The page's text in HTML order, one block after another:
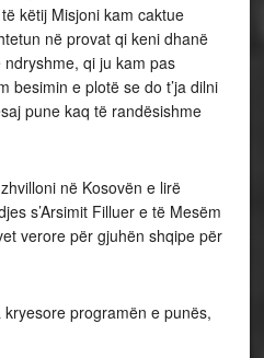
këtij Misjoni kam caktue
në provat qi keni dhanë
ndryshme, qi ju kam pas
besimin e plotë se do t’ja dilni
pune kaq të randësishme
në Kosovën e lirë
s’Arsimit Filluer e të Mesëm
verore për gjuhën shqipe për
programën e punës,